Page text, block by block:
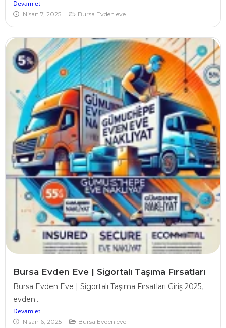
Devam et
Nisan 7, 2025 Bursa Evden eve
Bursa Evden Eve | Sigortalı Taşıma Fırsatları
Bursa Evden Eve | Sigortalı Taşıma Fırsatları Giriş 2025,
evden...
Devam et
Nisan 6, 2025 Bursa Evden eve